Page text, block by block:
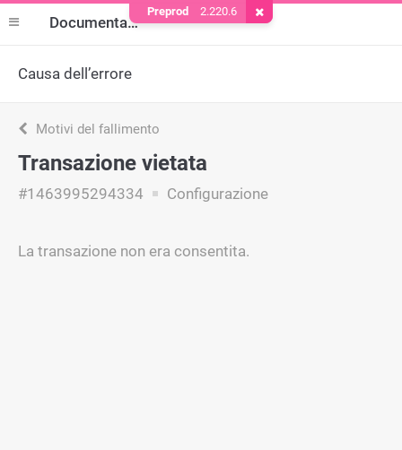
Documentazione
Causa dell’errore
Motivi del fallimento
Transazione vietata
#1463995294334 Configurazione
La transazione non era consentita.
Preprod 2.220.6 Rimuovere il cookie